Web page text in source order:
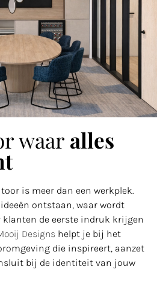
waar alles
is meer dan een werkplek.
ontstaan, waar wordt
klanten de eerste indruk krijgen
Designs helpt je bij het
die inspireert, aanzet
bij de identiteit van jouw